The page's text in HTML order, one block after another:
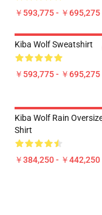
￥593,775 - ￥695,275
Kiba Wolf Sweatshirt
￥593,775 - ￥695,275
Kiba Wolf Rain
Shirt
￥384,250 - ￥442,250